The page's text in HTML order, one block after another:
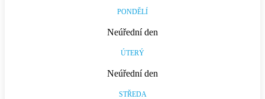
PONDĚLÍ
Neúřední den
ÚTERÝ
Neúřední den
STŘEDA